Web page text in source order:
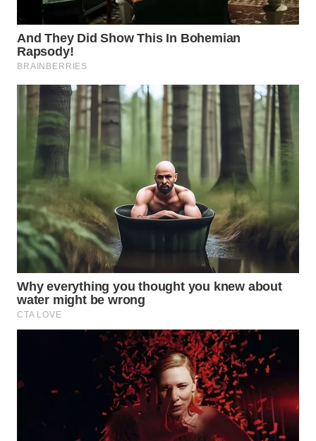
JOGJA
WN
JATIM
WN
BALI
WN
WN
KALTENG
WN
KALTARA
WN
KALSEL
SULSEL